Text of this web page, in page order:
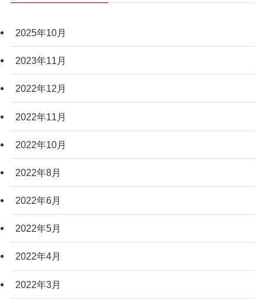
2025年10月
2023年11月
2022年12月
2022年11月
2022年10月
2022年8月
2022年6月
2022年5月
2022年4月
2022年3月